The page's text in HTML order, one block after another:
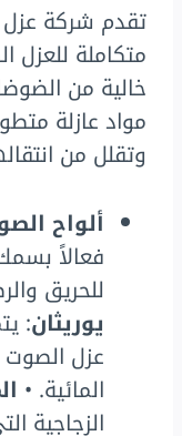
تقدم شركة
متكاملة للعزل
خالية من
مواد عازلة
وتقلل من
ألواح
للحريق
يوريثان:
عزل الصوت
المائية. •
الزجاجية